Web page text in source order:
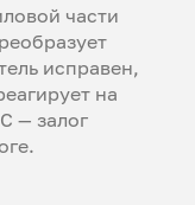
части
исправен,
на
— залог